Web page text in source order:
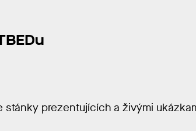
stánky prezentujících a živými